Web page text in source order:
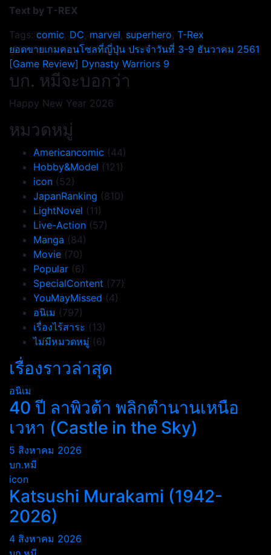
Text by T-REX
Tags: comic, DC, marvel, superhero, T-Rex
แนะแนว
เรื่อง
ยอดขายเกมคอนโซลที่ญี่ปุ่น ประจำวันที่ 3-9 ธันวาคม 2561
[Game Review] Dynasty Warriors 9
บก. หมีจะบอกว่า
Happy New Year 2026
หมวดหมู่
Americancomic (44)
Hobby&Model (121)
icon (52)
JapanRanking (810)
LightNovel (11)
Live-Action (57)
Manga (84)
Movie (70)
Popular (6)
SpecialContent (77)
YouMayMissed (4)
อนิเม (797)
เรื่องไร้สาระ (13)
ไม่มีหมวดหมู่ (6)
เรื่องราวล่าสุด
อนิเม
40 ปี ลาพิวต้า พลิกตำนานเหนือ
เวหา (Castle in the Sky)
5 สิงหาคม 2026
บก.หมี
icon
Katsushi Murakami (1942-
2026)
4 สิงหาคม 2026